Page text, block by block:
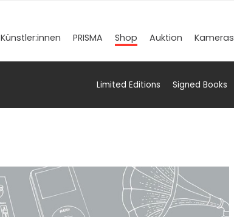
Künstler­:innen PRISMA Shop Auktion Kameras
Limited Editions Signed Books